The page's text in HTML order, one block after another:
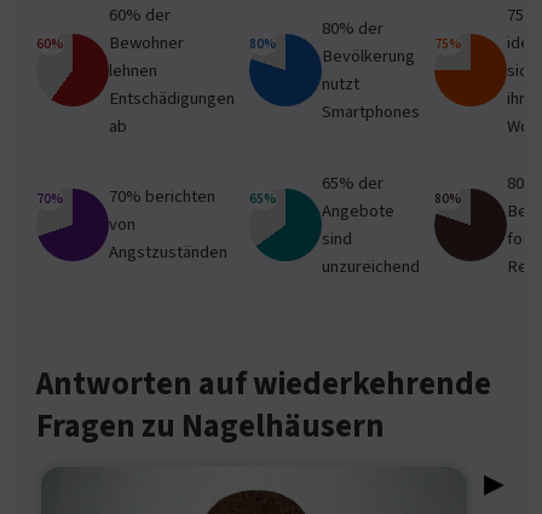
60%
60% der
Bewohner
lehnen
Entschädigungen
ab
80%
80% der
Bevölkerung
nutzt
Smartphones
75%
75%
sich
70%
70% berichten
von
Angstzuständen
65%
65% der
Angebote
sind
unzureichend
80%
Antworten auf wiederkehrende
Fragen zu Nagelhäusern
▶